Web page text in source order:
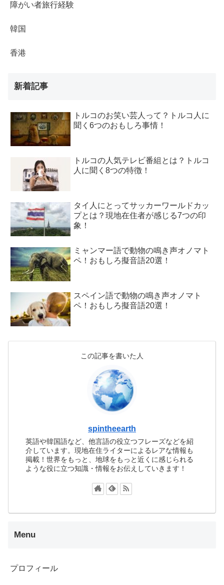
障がい者旅行経験
韓国
香港
新着記事
トルコのお笑い芸人って？トルコ人に
聞く6つのおもしろ事情！
トルコの人気テレビ番組とは？トルコ
人に聞く8つの特徴！
タイ人にとってサッカーワールドカッ
プとは？現地在住者が感じる7つの印
象！
ミャンマー語で動物の鳴き声オノマト
ペ！おもしろ擬音語20選！
スペイン語で動物の鳴き声オノマト
ペ！おもしろ擬音語20選！
この記事を書いた人
spintheearth
英語や韓国語など、他言語の役立つフレーズなどを紹
介しています。現地在住ライターによるレアな情報も
掲載！世界をもっと、地球をもっと近くに感じられる
ような役に立つ知識・情報をお伝えしていきます！
Menu
プロフィール